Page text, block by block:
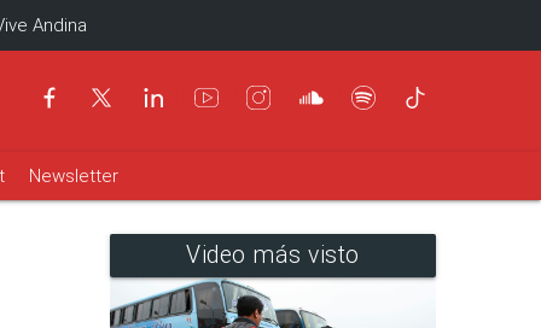
Andina
Newsletter
Video más visto